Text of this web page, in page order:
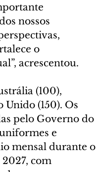
nossos
o
acrescentou.
(100),
Unido (150). Os
pelo Governo do
e
mensal durante o
com